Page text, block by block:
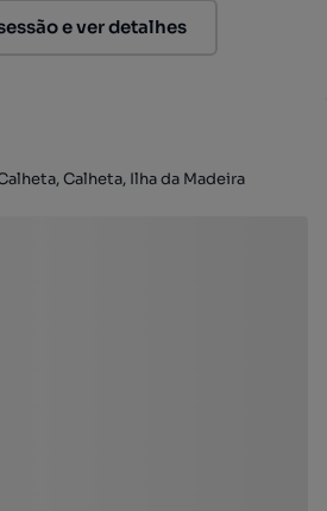
e ver detalhes
Calheta, Ilha da Madeira